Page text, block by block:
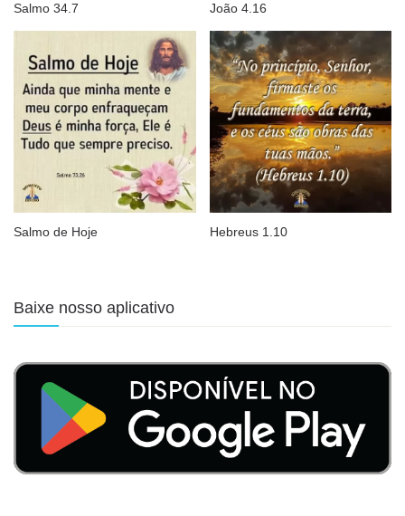
Salmo 34.7 João 4.16
Salmo de Hoje Hebreus 1.10
Baixe nosso aplicativo